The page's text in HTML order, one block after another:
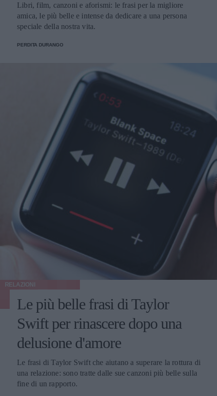
Libri, film, canzoni e aforismi: le frasi per la migliore
amica, le più belle e intense da dedicare a una persona
speciale della nostra vita.
PERDITA DURANGO
RELAZIONI
Le più belle frasi di Taylor
Swift per rinascere dopo una
delusione d'amore
Le frasi di Taylor Swift che aiutano a superare la rottura di
una relazione: sono tratte dalle sue canzoni più belle sulla
fine di un rapporto.